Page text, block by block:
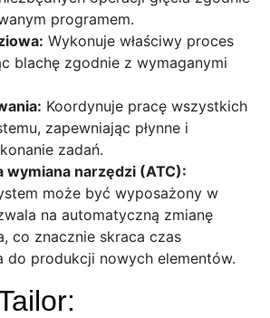
programem.
Wykonuje właściwy proces
blachę zgodnie z wymaganymi
Koordynuje pracę wszystkich
zapewniając płynne i
zadań.
wymiana narzędzi (ATC):
może być wyposażony w
na automatyczną zmianę
co znacznie skraca czas
do produkcji nowych elementów.